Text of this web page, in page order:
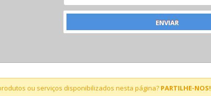
ou serviços disponibilizados nesta página? PARTILHE-NOS!